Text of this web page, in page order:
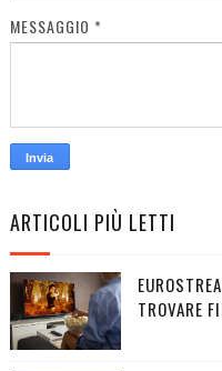
MESSAGGIO *
ARTICOLI PIÙ LETTI
TROVARE